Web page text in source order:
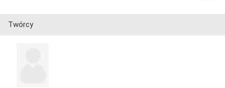
Twórcy